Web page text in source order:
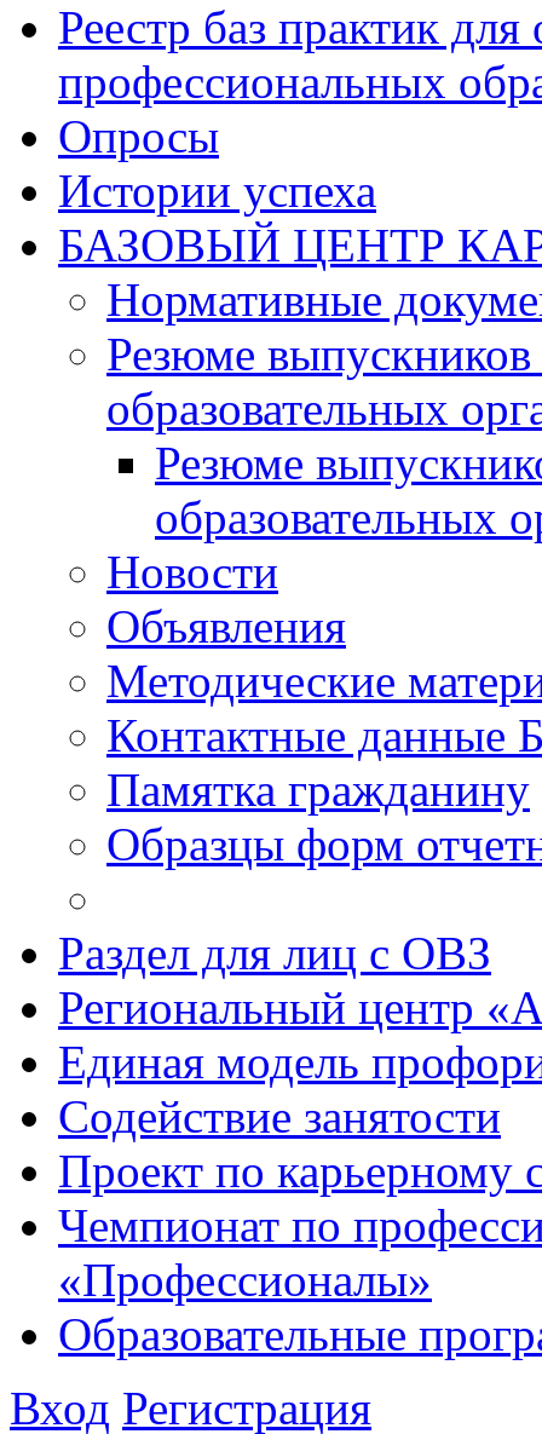
Реестр баз практик
профессиональных
Опросы
Истории успеха
БАЗОВЫЙ ЦЕНТР
Нормативные
Резюме
образовательных
Резюме
образовательных
Новости
Объявления
Методические
Контактные
Памятка гражданину
Образцы форм
Раздел для лиц с ОВЗ
Региональный центр
Единая модель
Содействие занятости
Проект по
Чемпионат по
«Профессионалы»
Образовательные
Вход Регистрация